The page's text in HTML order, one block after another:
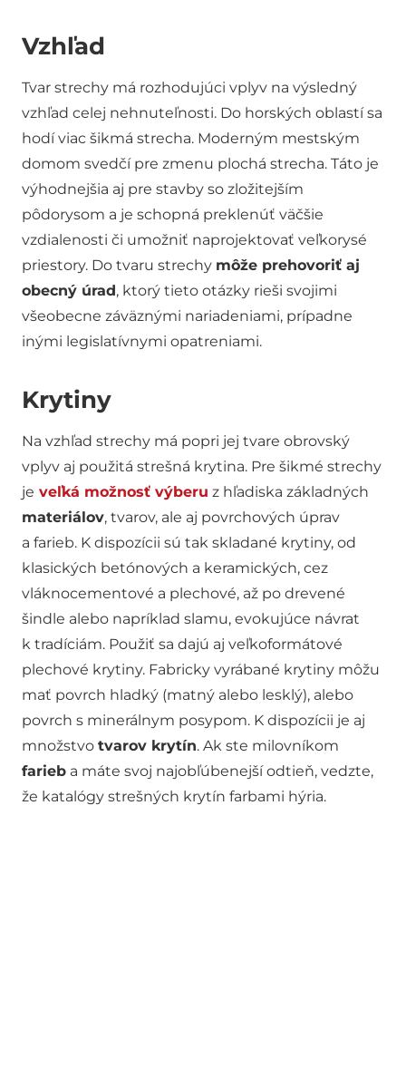
Vzhľad
Tvar strechy má rozhodujúci vplyv na výsledný
vzhľad celej nehnuteľnosti. Do horských oblastí sa
hodí viac šikmá strecha. Moderným mestským
domom svedčí pre zmenu plochá strecha. Táto je
výhodnejšia aj pre stavby so zložitejším
pôdorysom a je schopná preklenúť väčšie
vzdialenosti či umožniť naprojektovať veľkorysé
priestory. Do tvaru strechy môže prehovoriť aj
obecný úrad, ktorý tieto otázky rieši svojimi
všeobecne záväznými nariadeniami, prípadne
inými legislatívnymi opatreniami.
Krytiny
Na vzhľad strechy má popri jej tvare obrovský
vplyv aj použitá strešná krytina. Pre šikmé strechy
je veľká možnosť výberu z hľadiska základných
materiálov, tvarov, ale aj povrchových úprav
a farieb. K dispozícii sú tak skladané krytiny, od
klasických betónových a keramických, cez
vláknocementové a plechové, až po drevené
šindle alebo napríklad slamu, evokujúce návrat
k tradíciám. Použiť sa dajú aj veľkoformátové
plechové krytiny. Fabricky vyrábané krytiny môžu
mať povrch hladký (matný alebo lesklý), alebo
povrch s minerálnym posypom. K dispozícii je aj
množstvo tvarov krytín. Ak ste milovníkom
farieb a máte svoj najobľúbenejší odtieň, vedzte,
že katalógy strešných krytín farbami hýria.